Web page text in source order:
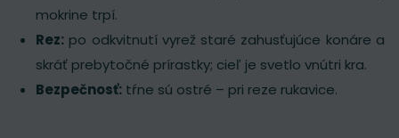
mokrine trpí.
Rez: po odkvitnutí vyrež staré zahusťujúce konáre a
skráť prebytočné prírastky; cieľ je svetlo vnútri kra.
Bezpečnosť: tŕne sú ostré – pri reze rukavice.